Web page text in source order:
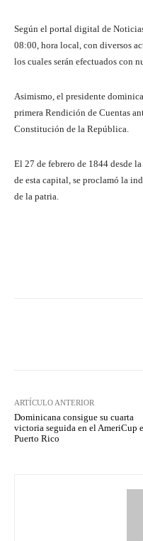
Según el portal digital de
08:00, hora local, con diversos
los cuales serán efectuados con
Asimismo, el presidente
primera Rendición de Cuentas
Constitución de la República.
El 27 de febrero de 1844 desde
de esta capital, se proclamó la
de la patria.
ARTÍCULO ANTERIOR
Dominicana consigue su cuarta
victoria seguida en el AmeriCup
Puerto Rico